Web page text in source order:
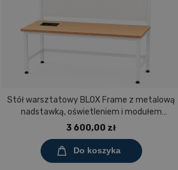
Stół warsztatowy BLOX Frame z metalową
nadstawką, oświetleniem i modułem
zasilającym Prostokąt 1200x600 mm,
3 600,00 zł
Do koszyka